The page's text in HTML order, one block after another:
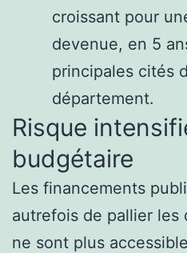
croissant pour
devenue, en 5
principales cités
département.
Risque
budgétaire
Les financements
autrefois de pallier
ne sont plus